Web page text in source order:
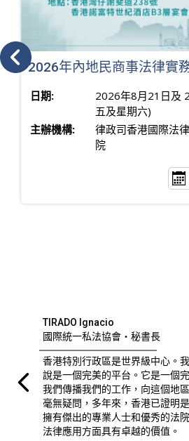
2026年內地民商事法律實
日期:
2026年8月21日及
五及星期六)
主辦機構:
律政司香港國際法
院
TIRADO Ignacio
國際統一私法協會・秘書長
香港特別行政區是世界級中心。
說是一個完美的平台。它是一個
我們傳播我們的工作，向這個地
毫無疑問，多年來，香港已證明
擁有傑出的專業人士和優秀的法
法律應用方面具有卓越的價值。